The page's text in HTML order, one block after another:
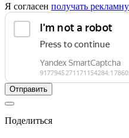
Я согласен получать
Поделиться